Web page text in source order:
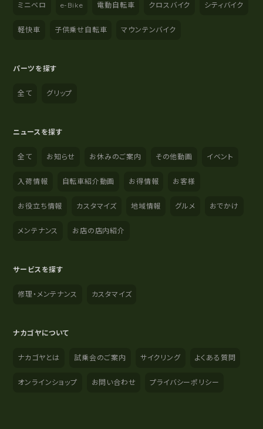
ミニベロ e-Bike 電動自転車 クロスバイク シティバイク
軽快車 子供乗せ自転車 マウンテンバイク
パーツを探す
全て グリップ
ニュースを探す
全て お知らせ お休みのご案内 その他動画 イベント
入荷情報 自転車紹介動画 お得情報 お客様
お役立ち情報 カスタマイズ 地域情報 グルメ おでかけ
メンテナンス お店の店内紹介
サービスを探す
修理・メンテナンス カスタマイズ
ナカゴヤについて
ナカゴヤとは 試乗会のご案内 サイクリング よくある質問
オンラインショップ お問い合わせ プライバシーポリシー